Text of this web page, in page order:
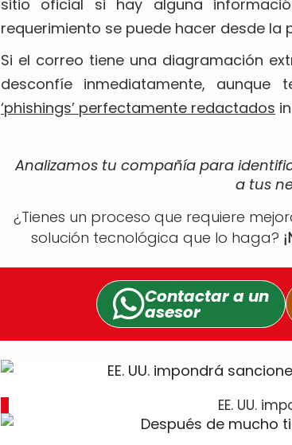
sitio oficial si hay alguna
requerimiento se puede hacer desde la
Si el correo tiene una diagramación
desconfíe inmediatamente, aunque
‘phishings’ perfectamente redactados
Analizamos tu compañía para
a tus
¿Tienes un proceso que requiere
solución tecnológica que lo haga?
Contactar a un
asesor
EE. UU.